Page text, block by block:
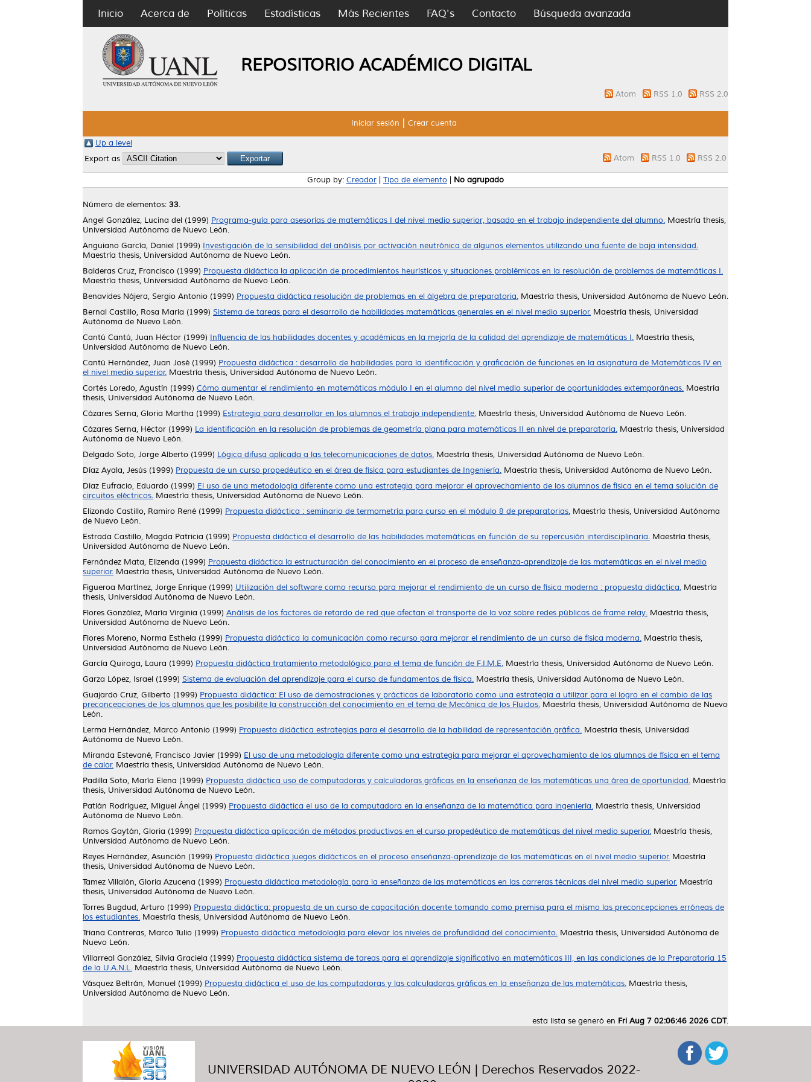
Inicio Acerca de Políticas Estadísticas Más Recientes FAQ's Contacto Búsqueda avanzada
REPOSITORIO ACADÉMICO DIGITAL
Atom RSS 1.0 RSS 2.0
Iniciar sesión Crear cuenta
Up a level
Export as
Atom RSS 1.0 RSS 2.0
Group by: Creador Tipo de elemento No agrupado
Número de elementos: 33.
Angel González, Lucina del (1999) Programa-guía para asesorías de matemáticas I del nivel medio superior, basado en el trabajo independiente del alumno. Maestría thesis,
Universidad Autónoma de Nuevo León.
Anguiano García, Daniel (1999) Investigación de la sensibilidad del análisis por activación neutrónica de algunos elementos utilizando una fuente de baja intensidad.
Maestría thesis, Universidad Autónoma de Nuevo León.
Balderas Cruz, Francisco (1999) Propuesta didáctica la aplicación de procedimientos heurísticos y situaciones problémicas en la resolución de problemas de matemáticas I.
Maestría thesis, Universidad Autónoma de Nuevo León.
Benavides Nájera, Sergio Antonio (1999) Propuesta didáctica resolución de problemas en el álgebra de preparatoria. Maestría thesis, Universidad Autónoma de Nuevo León.
Bernal Castillo, Rosa María (1999) Sistema de tareas para el desarrollo de habilidades matemáticas generales en el nivel medio superior. Maestría thesis, Universidad
Autónoma de Nuevo León.
Cantú Cantú, Juan Héctor (1999) Influencia de las habilidades docentes y académicas en la mejoría de la calidad del aprendizaje de matemáticas I. Maestría thesis,
Universidad Autónoma de Nuevo León.
Cantú Hernández, Juan José (1999) Propuesta didáctica : desarrollo de habilidades para la identificación y graficación de funciones en la asignatura de Matemáticas IV en
el nivel medio superior. Maestría thesis, Universidad Autónoma de Nuevo León.
Cortés Loredo, Agustín (1999) Cómo aumentar el rendimiento en matemáticas módulo I en el alumno del nivel medio superior de oportunidades extemporáneas. Maestría
thesis, Universidad Autónoma de Nuevo León.
Cázares Serna, Gloria Martha (1999) Estrategia para desarrollar en los alumnos el trabajo independiente. Maestría thesis, Universidad Autónoma de Nuevo León.
Cázares Serna, Héctor (1999) La identificación en la resolución de problemas de geometría plana para matemáticas II en nivel de preparatoria. Maestría thesis, Universidad
Autónoma de Nuevo León.
Delgado Soto, Jorge Alberto (1999) Lógica difusa aplicada a las telecomunicaciones de datos. Maestría thesis, Universidad Autónoma de Nuevo León.
Díaz Ayala, Jesús (1999) Propuesta de un curso propedéutico en el área de física para estudiantes de Ingeniería. Maestría thesis, Universidad Autónoma de Nuevo León.
Díaz Eufracio, Eduardo (1999) El uso de una metodología diferente como una estrategia para mejorar el aprovechamiento de los alumnos de física en el tema solución de
circuitos eléctricos. Maestría thesis, Universidad Autónoma de Nuevo León.
Elizondo Castillo, Ramiro René (1999) Propuesta didáctica : seminario de termometría para curso en el módulo 8 de preparatorias. Maestría thesis, Universidad Autónoma
de Nuevo León.
Estrada Castillo, Magda Patricia (1999) Propuesta didáctica el desarrollo de las habilidades matemáticas en función de su repercusión interdisciplinaria. Maestría thesis,
Universidad Autónoma de Nuevo León.
Fernández Mata, Elizenda (1999) Propuesta didáctica la estructuración del conocimiento en el proceso de enseñanza-aprendizaje de las matemáticas en el nivel medio
superior. Maestría thesis, Universidad Autónoma de Nuevo León.
Figueroa Martínez, Jorge Enrique (1999) Utilización del software como recurso para mejorar el rendimiento de un curso de física moderna : propuesta didáctica. Maestría
thesis, Universidad Autónoma de Nuevo León.
Flores González, María Virginia (1999) Análisis de los factores de retardo de red que afectan el transporte de la voz sobre redes públicas de frame relay. Maestría thesis,
Universidad Autónoma de Nuevo León.
Flores Moreno, Norma Esthela (1999) Propuesta didáctica la comunicación como recurso para mejorar el rendimiento de un curso de física moderna. Maestría thesis,
Universidad Autónoma de Nuevo León.
García Quiroga, Laura (1999) Propuesta didáctica tratamiento metodológico para el tema de función de F.I.M.E. Maestría thesis, Universidad Autónoma de Nuevo León.
Garza López, Israel (1999) Sistema de evaluación del aprendizaje para el curso de fundamentos de física. Maestría thesis, Universidad Autónoma de Nuevo León.
Guajardo Cruz, Gilberto (1999) Propuesta didáctica: El uso de demostraciones y prácticas de laboratorio como una estrategia a utilizar para el logro en el cambio de las
preconcepciones de los alumnos que les posibilite la construcción del conocimiento en el tema de Mecánica de los Fluidos. Maestría thesis, Universidad Autónoma de Nuevo
León.
Lerma Hernández, Marco Antonio (1999) Propuesta didáctica estrategias para el desarrollo de la habilidad de representación gráfica. Maestría thesis, Universidad
Autónoma de Nuevo León.
Miranda Estevané, Francisco Javier (1999) El uso de una metodología diferente como una estrategia para mejorar el aprovechamiento de los alumnos de física en el tema
de calor. Maestría thesis, Universidad Autónoma de Nuevo León.
Padilla Soto, María Elena (1999) Propuesta didáctica uso de computadoras y calculadoras gráficas en la enseñanza de las matemáticas una área de oportunidad. Maestría
thesis, Universidad Autónoma de Nuevo León.
Patlán Rodríguez, Miguel Ángel (1999) Propuesta didáctica el uso de la computadora en la enseñanza de la matemática para ingeniería. Maestría thesis, Universidad
Autónoma de Nuevo León.
Ramos Gaytán, Gloria (1999) Propuesta didáctica aplicación de métodos productivos en el curso propedéutico de matemáticas del nivel medio superior. Maestría thesis,
Universidad Autónoma de Nuevo León.
Reyes Hernández, Asunción (1999) Propuesta didáctica juegos didácticos en el proceso enseñanza-aprendizaje de las matemáticas en el nivel medio superior. Maestría
thesis, Universidad Autónoma de Nuevo León.
Tamez Villalón, Gloria Azucena (1999) Propuesta didáctica metodología para la enseñanza de las matemáticas en las carreras técnicas del nivel medio superior. Maestría
thesis, Universidad Autónoma de Nuevo León.
Torres Bugdud, Arturo (1999) Propuesta didáctica: propuesta de un curso de capacitación docente tomando como premisa para el mismo las preconcepciones erróneas de
los estudiantes. Maestría thesis, Universidad Autónoma de Nuevo León.
Triana Contreras, Marco Tulio (1999) Propuesta didáctica metodología para elevar los niveles de profundidad del conocimiento. Maestría thesis, Universidad Autónoma de
Nuevo León.
Villarreal González, Silvia Graciela (1999) Propuesta didáctica sistema de tareas para el aprendizaje significativo en matemáticas III, en las condiciones de la Preparatoria 15
de la U.A.N.L. Maestría thesis, Universidad Autónoma de Nuevo León.
Vásquez Beltrán, Manuel (1999) Propuesta didáctica el uso de las computadoras y las calculadoras gráficas en la enseñanza de las matemáticas. Maestría thesis,
Universidad Autónoma de Nuevo León.
esta lista se generó en Fri Aug 7 02:06:46 2026 CDT.
UNIVERSIDAD AUTÓNOMA DE NUEVO LEÓN | Derechos Reservados 2022-